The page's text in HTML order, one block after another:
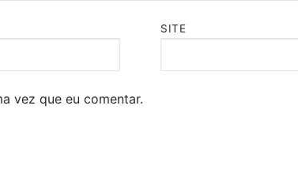
SITE
vez que eu comentar.